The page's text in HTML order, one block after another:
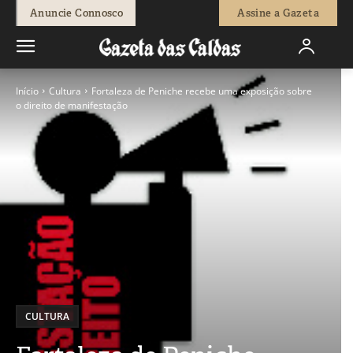
Anuncie Connosco Assine a Gazeta
Início Cultura
Fortaleza de Peniche recebe uma exposição sobre
o direito de manifestação
CULTURA